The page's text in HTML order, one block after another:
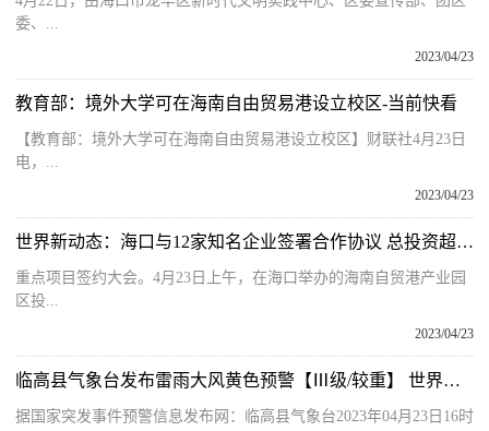
委、...
2023/04/23
教育部：境外大学可在海南自由贸易港设立校区-当前快看
【教育部：境外大学可在海南自由贸易港设立校区】财联社4月23日
电，...
2023/04/23
世界新动态：海口与12家知名企业签署合作协议 总投资超120亿
重点项目签约大会。4月23日上午，在海口举办的海南自贸港产业园
区投...
2023/04/23
临高县气象台发布雷雨大风黄色预警【Ⅲ级/较重】 世界观速讯
据国家突发事件预警信息发布网：临高县气象台2023年04月23日16时